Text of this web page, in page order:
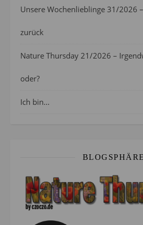
Unsere Wochenlieblinge 31/2026
zurück
Nature Thursday 21/2026 –
oder?
Ich bin…
BLOGSPHÄRE